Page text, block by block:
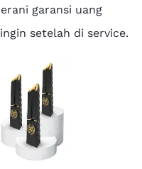
garansi uang
setelah di service.